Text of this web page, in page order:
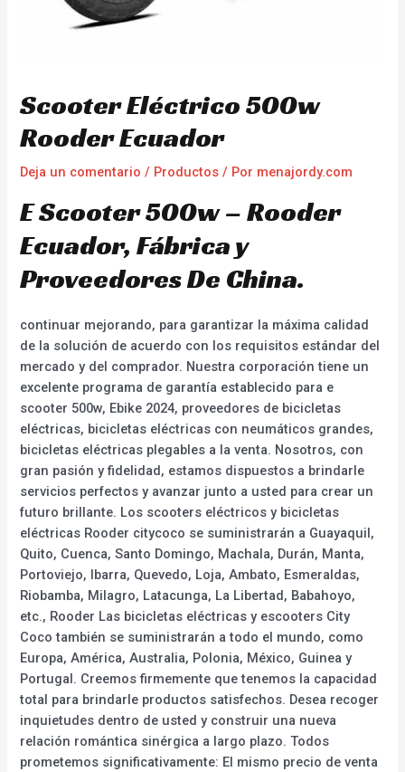
Scooter Eléctrico 500w
Rooder Ecuador
Deja un comentario / Productos / Por menajordy.com
E Scooter 500w – Rooder
Ecuador, Fábrica y
Proveedores De China.
continuar mejorando, para garantizar la máxima calidad
de la solución de acuerdo con los requisitos estándar del
mercado y del comprador. Nuestra corporación tiene un
excelente programa de garantía establecido para e
scooter 500w, Ebike 2024, proveedores de bicicletas
eléctricas, bicicletas eléctricas con neumáticos grandes,
bicicletas eléctricas plegables a la venta. Nosotros, con
gran pasión y fidelidad, estamos dispuestos a brindarle
servicios perfectos y avanzar junto a usted para crear un
futuro brillante. Los scooters eléctricos y bicicletas
eléctricas Rooder citycoco se suministrarán a Guayaquil,
Quito, Cuenca, Santo Domingo, Machala, Durán, Manta,
Portoviejo, Ibarra, Quevedo, Loja, Ambato, Esmeraldas,
Riobamba, Milagro, Latacunga, La Libertad, Babahoyo,
etc., Rooder Las bicicletas eléctricas y escooters City
Coco también se suministrarán a todo el mundo, como
Europa, América, Australia, Polonia, México, Guinea y
Portugal. Creemos firmemente que tenemos la capacidad
total para brindarle productos satisfechos. Desea recoger
inquietudes dentro de usted y construir una nueva
relación romántica sinérgica a largo plazo. Todos
prometemos significativamente: El mismo precio de venta